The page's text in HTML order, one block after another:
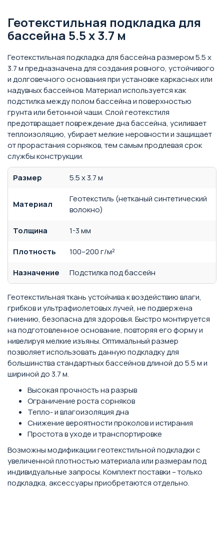
Геотекстильная подкладка для
бассейна 5.5 х 3.7 м
Геотекстильная подкладка для бассейна размером 5.5 х
3.7 м предназначена для создания ровного, устойчивого
и долговечного основания при установке каркасных или
надувных бассейнов. Материал используется как
подстилка между полом бассейна и поверхностью
грунта или бетонной чаши. Слой геотекстиля
предотвращает повреждение дна бассейна, усиливает
теплоизоляцию, убирает мелкие неровности и защищает
от прорастания сорняков, тем самым продлевая срок
службы конструкции.
Размер 5.5 х 3.7 м
Материал
Геотекстиль (нетканый синтетический
волокно)
Толщина
1-3 мм
Плотность
100–200 г/м²
Назначение
Подстилка под бассейн
Геотекстильная ткань устойчива к воздействию влаги,
грибков и ультрафиолетовых лучей, не подвержена
гниению, безопасна для здоровья. Быстро монтируется
на подготовленное основание, повторяя его форму и
нивелируя мелкие изъяны. Оптимальный размер
позволяет использовать данную подкладку для
большинства стандартных бассейнов длиной до 5.5 м и
шириной до 3.7 м.
Высокая прочность на разрыв
Ограничение роста сорняков
Тепло- и влагоизоляция дна
Снижение вероятности проколов и истирания
Простота в уходе и транспортировке
Возможны модификации геотекстильной подкладки с
увеличенной плотностью материала или размерам под
индивидуальные запросы. Комплект поставки – только
подкладка, аксессуары приобретаются отдельно.